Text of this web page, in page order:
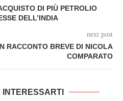
DI PIÙ PETROLIO
DELL’INDIA
next post
RACCONTO BREVE DI NICOLA
COMPARATO